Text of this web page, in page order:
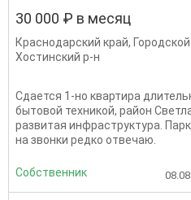
30 000 ₽ в месяц
Краснодарский край,
Хостинский р-н
Сдается 1-но квартира
бытовой техникой, район
развитая инфраструктура.
на звонки редко отвечаю.
Собственник 08.08